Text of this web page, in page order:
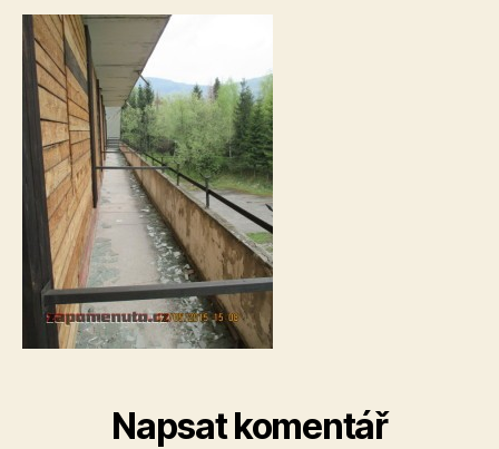
Napsat komentář